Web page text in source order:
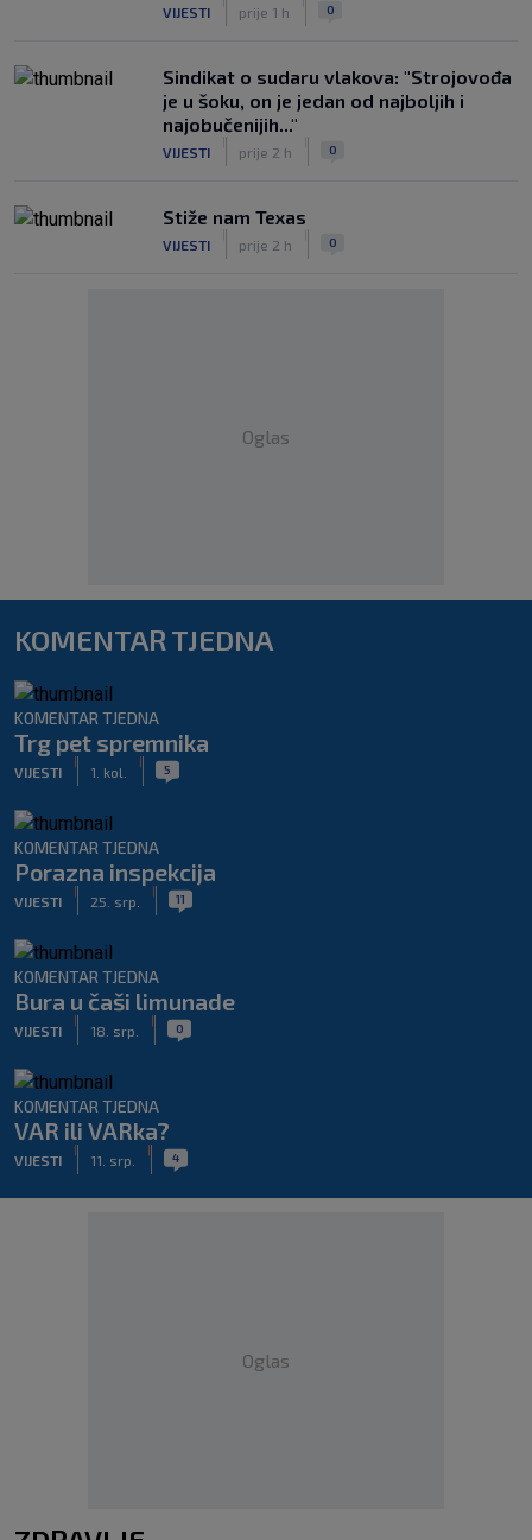
VIJESTI prije 1 h 0
Sindikat o sudaru vlakova: "Strojovođa
je u šoku, on je jedan od najboljih i
najobučenijih..."
VIJESTI prije 2 h 0
Stiže nam Texas
VIJESTI prije 2 h 0
Oglas
KOMENTAR TJEDNA
KOMENTAR TJEDNA
Trg pet spremnika
VIJESTI 1. kol. 5
KOMENTAR TJEDNA
Porazna inspekcija
VIJESTI 25. srp. 11
KOMENTAR TJEDNA
Bura u čaši limunade
VIJESTI 18. srp. 0
KOMENTAR TJEDNA
VAR ili VARka?
VIJESTI 11. srp. 4
Oglas